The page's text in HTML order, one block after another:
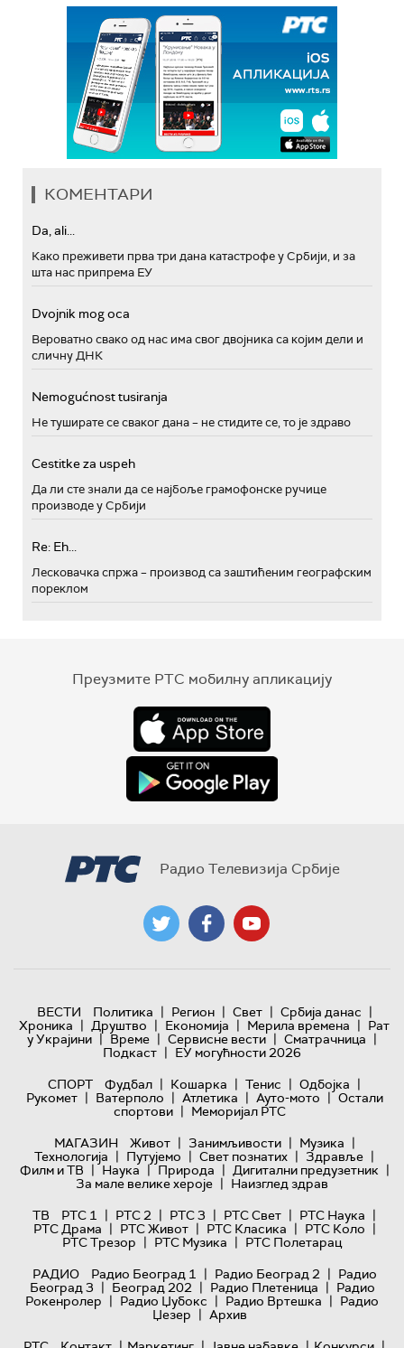
КОМЕНТАРИ
Da, ali...
Како преживети прва три дана катастрофе у Србији, и за
шта нас припрема ЕУ
Dvojnik mog oca
Вероватно свако од нас има свог двојника са којим дели и
сличну ДНК
Nemogućnost tusiranja
Не туширате се сваког дана – не стидите се, то је здраво
Cestitke za uspeh
Да ли сте знали да се најбоље грамофонске ручице
производе у Србији
Re: Eh...
Лесковачка спржа – производ са заштићеним географским
пореклом
Преузмите РТС мобилну апликацију
Радио Телевизија Србије
ВЕСТИ Политика | Регион | Свет | Србија данас |
Хроника | Друштво | Економија | Мерила времена | Рат
у Украјини | Време | Сервисне вести | Сматрачница |
Подкаст | ЕУ могућности 2026
СПОРТ
Фудбал | Кошарка | Тенис | Одбојка |
Рукомет | Ватерполо | Атлетика | Ауто-мото | Остали
спортови | Меморијал РТС
МАГАЗИН
Живот | Занимљивости | Музика |
Технологијa | Путујемо | Свет познатих | Здравље |
Филм и ТВ | Наука | Природа | Дигитални предузетник |
За мале велике хероје | Наизглед здрав
ТВ
РТС 1 | РТС 2 | РТС 3 | РТС Свет | РТС Наука |
РТС Драма | РТС Живот | РТС Класика | РТС Коло |
РТС Трезор | РТС Музика | РТС Полетарац
РАДИО
Радио Београд 1 | Радио Београд 2 | Радио
Београд 3 | Београд 202 | Радио Плетеница | Радио
Рокенролер | Радио Џубокс | Радио Вртешка | Радио
Џезер | Архив